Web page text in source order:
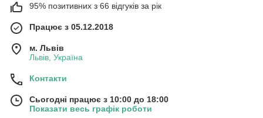
95% позитивних з 66 відгуків за рік
Працює з 05.12.2018
м. Львів
Львів, Україна
Контакти
Сьогодні працює з 10:00 до 18:00
Показати весь графік роботи